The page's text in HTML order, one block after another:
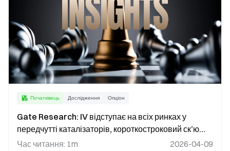
Початківець Дослідження Опціон
Gate Research: IV відступає на всіх ринках у
передчутті каталізаторів, короткостроковий ск’ю
ETH переходить у позитивну зону
Час читання: 1m 2026-04-09